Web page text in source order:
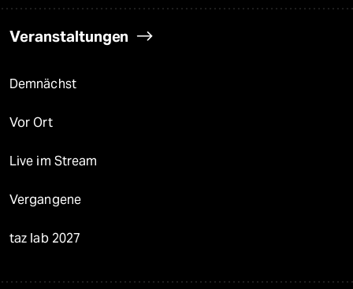
Veranstaltungen
Demnächst
Vor Ort
Live im Stream
Vergangene
taz lab 2027